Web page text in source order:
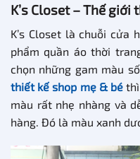
K’s Closet – Thế
K’s Closet là chuỗi cửa
phẩm quần áo thời
chọn những gam màu
thiết kế shop mẹ & bé thì
màu rất nhẹ nhàng và
hàng. Đó là màu xanh